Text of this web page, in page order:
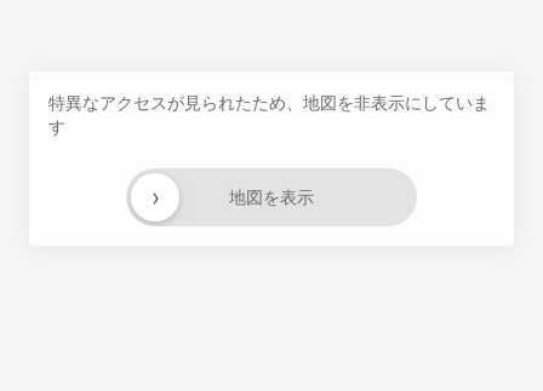
特異なアクセスが見られたため、地図を非表示にしていま
す
地図を表示
›